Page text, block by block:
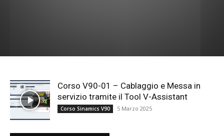
Corso V90-01 – Cablaggio e Messa in
servizio tramite il Tool V-Assistant
Corso Sinamics V90 5 Marzo 2025